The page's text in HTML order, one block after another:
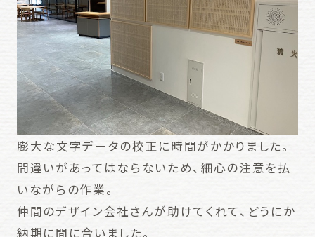
膨大な文字データの校正に時間がかかりました。
間違いがあってはならないため、細心の注意を払
いながらの作業。
仲間のデザイン会社さんが助けてくれて、どうにか
納期に間に合いました。